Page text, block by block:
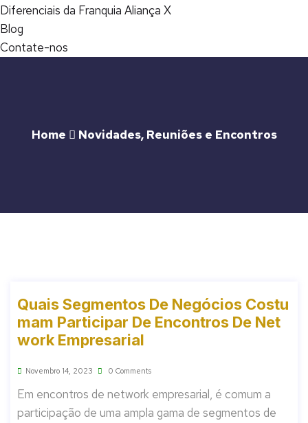
Diferenciais da Franquia Aliança X
Blog
Contate-nos
Home Novidades, Reuniões e Encontros
Quais Segmentos De Negócios Costu
Mam Participar De Encontros De Net
Work Empresarial
Novembro 14, 2023 0 Comments
Em encontros de network empresarial, é comum a
participação de uma ampla gama de segmentos de